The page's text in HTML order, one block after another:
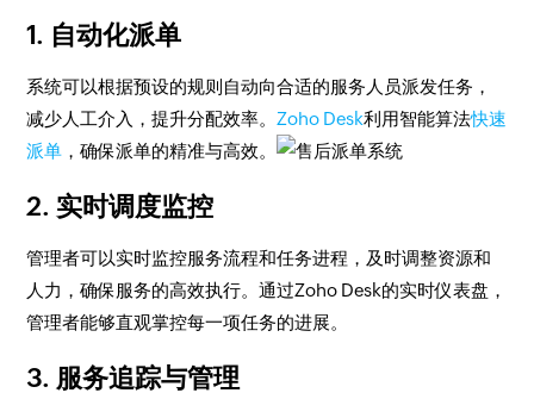
1. 自动化派单
系统可以根据预设的规则自动向合适的服务人员派发任务，
减少人工介入，提升分配效率。 Zoho Desk利用智能算法快速
派单 ，确保派单的精准与高效。
2. 实时调度监控
管理者可以实时监控服务流程和任务进程，及时调整资源和
人力，确保服务的高效执行。通过Zoho Desk的实时仪表盘，
管理者能够直观掌控每一项任务的进展。
3. 服务追踪与管理